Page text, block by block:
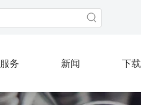
服务 新闻 下载